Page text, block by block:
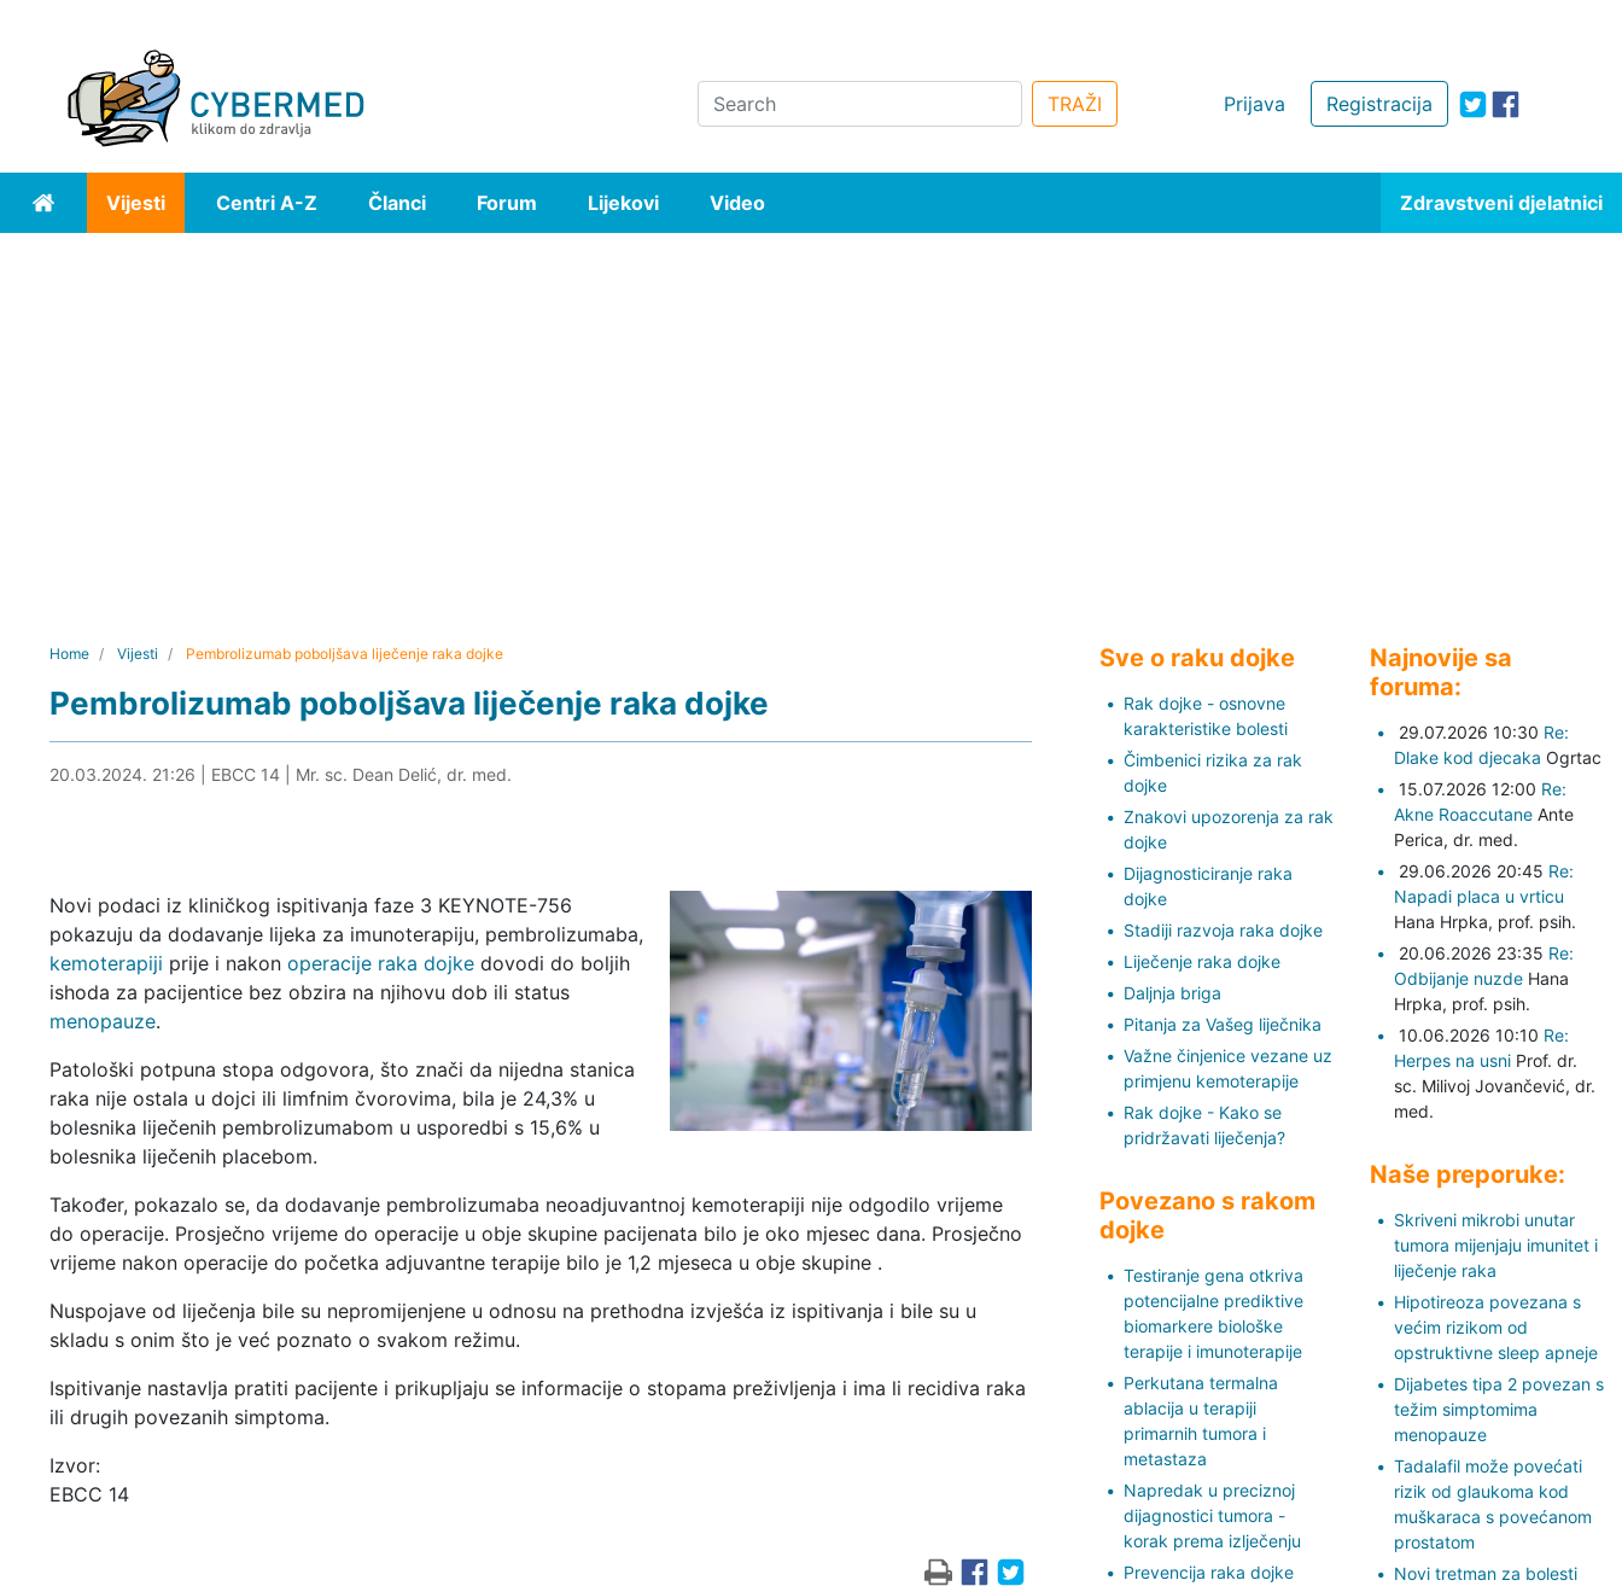
Registracija
Prijava
Search TRAŽI
Home Vijesti Centri A-Z Članci Forum Lijekovi Video Zdravstveni djelatnici
Home Vijesti Pembrolizumab poboljšava liječenje raka dojke
Pembrolizumab poboljšava liječenje raka dojke
20.03.2024. 21:38
20.03.2024. 21:26 EBCC 14| Mr. sc. Dean Delić, dr. med.
Novi podaci iz kliničkog ispitivanja faze 3 KEYNOTE-756
pokazuju da dodavanje lijeka za imunoterapiju, pembrolizumaba,
kemoterapiji prije i nakon operacije raka dojkedovodi do boljih
ishoda za pacijentice bez obzira na njihovu dob ili status
menopauze.
Patološki potpuna stopa odgovora, što znači da nijedna stanica
raka nije ostala u dojci ili limfnim čvorovima, bila je 24,3% u
bolesnika liječenih pembrolizumabom u usporedbi s 15,6% u
bolesnika liječenih placebom.
Također, pokazalo se, da dodavanje pembrolizumaba neoadjuvantnoj kemoterapiji nije odgodilo vrijeme
do operacije. Prosječno vrijeme do operacije u obje skupine pacijenata bilo je oko mjesec dana. Prosječno
vrijeme nakon operacije do početka adjuvantne terapije bilo je 1,2 mjeseca u obje skupine .
Nuspojave od liječenja bile su nepromijenjene u odnosu na prethodna izvješća iz ispitivanja i bile su u
skladu s onim što je već poznato o svakom režimu.
Ispitivanje nastavlja pratiti pacijente i prikupljaju se informacije o stopama preživljenja i ima li recidiva raka
ili drugih povezanih simptoma.
Izvor:
EBCC 14
Sve o raku dojke
Rak dojke - osnovne
karakteristike bolesti
Čimbenici rizika za rak
dojke
Znakovi upozorenja za rak
dojke
Dijagnosticiranje raka
dojke
Stadiji razvoja raka dojke
Liječenje raka dojke
Daljnja briga
Pitanja za Vašeg liječnika
Važne činjenice vezane uz
primjenu kemoterapije
Rak dojke - Kako se
pridržavati liječenja?
Povezano s rakom
dojke
Testiranje gena otkriva
potencijalne prediktive
biomarkere biološke
terapije i imunoterapije
Perkutana termalna
ablacija u terapiji
primarnih tumora i
metastaza
Napredak u preciznoj
dijagnostici tumora -
korak prema izlječenju
Prevencija raka dojke
Najnovije sa
foruma:
29.07.2026 10:30 Re:
Dlake kod djecaka Ogrtac
15.07.2026 12:00 Re:
Akne Roaccutane Ante
Perica, dr. med.
29.06.2026 20:45 Re:
Napadi placa u vrticu
Hana Hrpka, prof. psih.
20.06.2026 23:35 Re:
Odbijanje nuzde Hana
Hrpka, prof. psih.
10.06.2026 10:10 Re:
Herpes na usni Prof. dr.
sc. Milivoj Jovančević, dr.
med.
Naše preporuke:
Skriveni mikrobi unutar
tumora mijenjaju imunitet i
liječenje raka
Hipotireoza povezana s
većim rizikom od
opstruktivne sleep apneje
Dijabetes tipa 2 povezan s
težim simptomima
menopauze
Tadalafil može povećati
rizik od glaukoma kod
muškaraca s povećanom
prostatom
Novi tretman za bolesti